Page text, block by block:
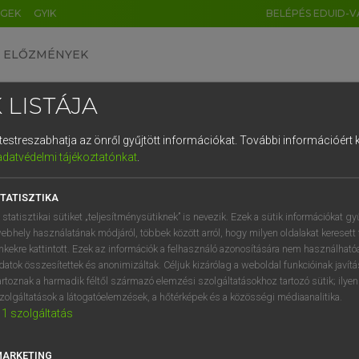
GYIK BELÉPÉS EDUID-
ELŐZMÉNYEK
szótár
VAN ELŐFIZETÉSED?
megtekintéséhez.
LISTÁJA
az önről gyűjtött információkat. További információért
tájékoztatónkat.
statisztikai sütiket „teljesítménysütiknek” is nevezik. Ezek a sütik információkat
használatának módjáról, többek között arról, hogy milyen oldalakat keresett
kattintott. Ezek az információk a felhasználó azonosítására nem
összesítettek és anonimizáltak. Céljuk kizárólag a weboldal funkcióinak
a harmadik féltől származó elemzési szolgáltatásokhoz tartozó sütik;
a látogatóelemzések, a hőtérképek és a közösségi médiaanalitika.
1 szolgáltatás
DE CN FR ES IT NL
1 2 3 4 5 6 7 8 9
q w e r t z u i
a s d f g h j k l é
í y x c v b n m , .